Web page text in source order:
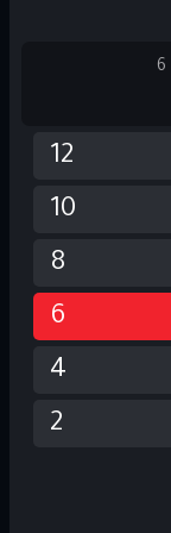
12
10
8
6
4
2